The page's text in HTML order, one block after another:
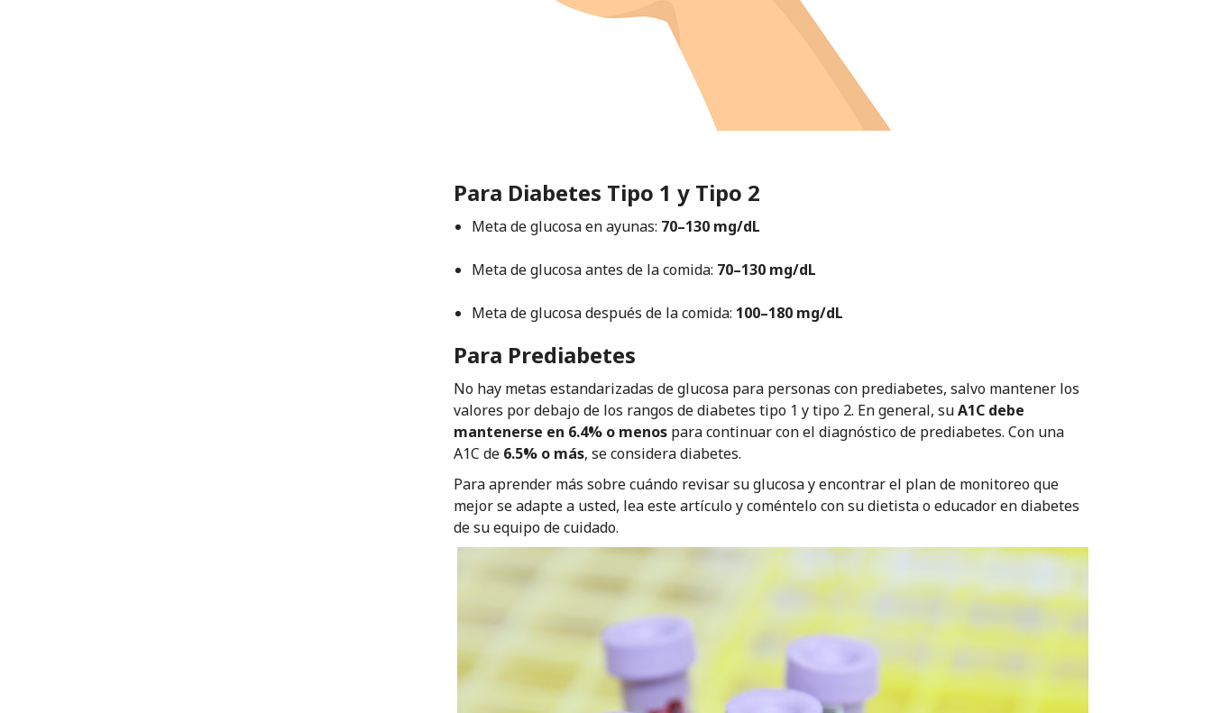
Para Diabetes Tipo 1 y Tipo 2
Meta de glucosa en ayunas: 70–130 mg/dL
Meta de glucosa antes de la comida: 70–130 mg/dL
Meta de glucosa después de la comida: 100–180 mg/dL
Para Prediabetes
No hay metas estandarizadas de glucosa para personas con prediabetes, salvo mantener los
valores por debajo de los rangos de diabetes tipo 1 y tipo 2. En general, suA1C debe
mantenerse en 6.4% o menospara continuar con el diagnóstico de prediabetes. Con una
A1C de 6.5% o más, se considera diabetes.
Para aprender más sobre cuándo revisar su glucosa y encontrar el plan de monitoreo que
mejor se adapte a usted, lea este artículo y coméntelo con su dietista o educador en diabetes
de su equipo de cuidado.